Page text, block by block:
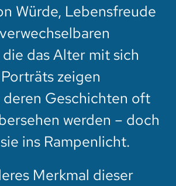
Würde, Lebensfreude
das Alter mit sich
zeigen
deren Geschichten oft
werden – doch
ins Rampenlicht.
Merkmal dieser